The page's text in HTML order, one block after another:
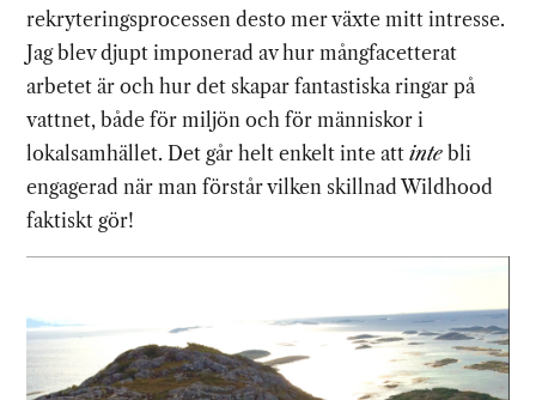
rekryteringsprocessen desto mer växte mitt intresse.
Jag blev djupt imponerad av hur mångfacetterat
arbetet är och hur det skapar fantastiska ringar på
vattnet, både för miljön och för människor i
lokalsamhället. Det går helt enkelt inte attinte bli
engagerad när man förstår vilken skillnad Wildhood
faktiskt gör!